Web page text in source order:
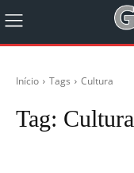
Início Tags Cultura
Tag: Cultura